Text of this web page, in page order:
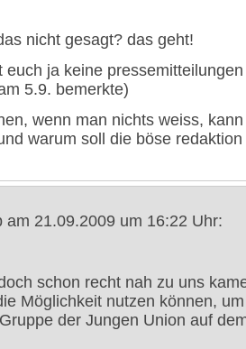
nicht gesagt? das geht!
euch ja keine
5.9. bemerkte)
wenn man nichts weiss,
warum soll die böse
am 21.09.2009 um 16:22 Uhr:
schon recht nah zu uns
Möglichkeit nutzen können,
der Jungen Union auf